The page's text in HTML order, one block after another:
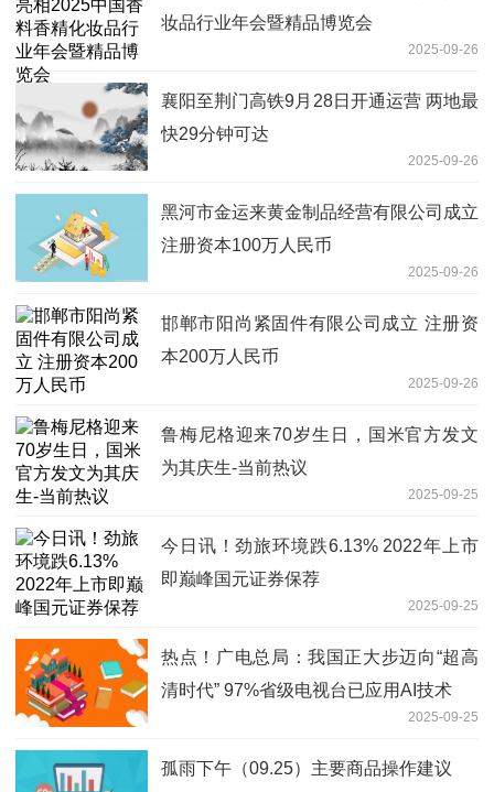
妆品行业年会暨精品博览会
2025-09-26
襄阳至荆门高铁9月28日开通运营 两地最
快29分钟可达
2025-09-26
黑河市金运来黄金制品经营有限公司成立
注册资本100万人民币
2025-09-26
邯郸市阳尚紧固件有限公司成立 注册资
本200万人民币
2025-09-26
鲁梅尼格迎来70岁生日，国米官方发文
为其庆生-当前热议
2025-09-25
今日讯！劲旅环境跌6.13% 2022年上市
即巅峰国元证券保荐
2025-09-25
热点！广电总局：我国正大步迈向“超高
清时代” 97%省级电视台已应用AI技术
2025-09-25
孤雨下午（09.25）主要商品操作建议